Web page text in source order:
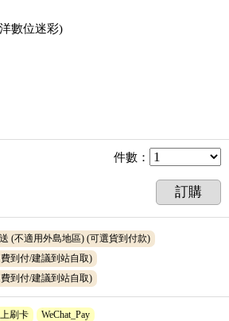
數位迷彩)
件數 ：
訂購
(不適用外島地區) (可選貨到付款)
到付/建議到站自取)
到付/建議到站自取)
刷卡 WeChat_Pay